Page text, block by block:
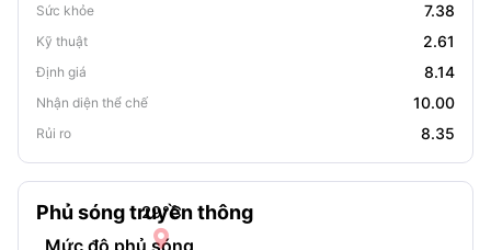
Sức khỏe 7.38
Kỹ thuật 2.61
Định giá 8.14
Nhận diện thể chế 10.00
Rủi ro 8.35
Phủ sóng truyền thông
Mức độ phủ sóng
29°C
